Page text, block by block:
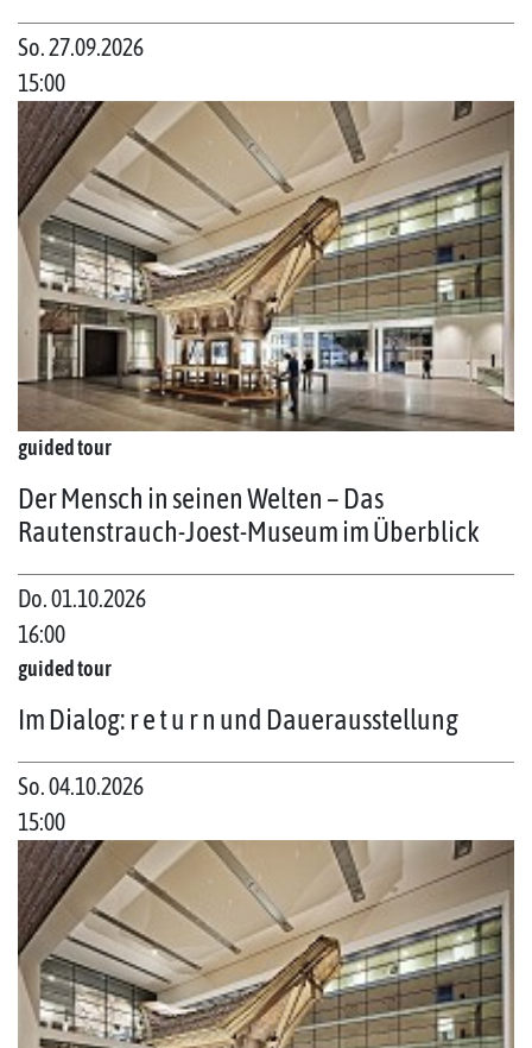
So. 27.09.2026
15:00
guided tour
Der Mensch in seinen Welten – Das
Rautenstrauch-Joest-Museum im Überblick
Do. 01.10.2026
16:00
guided tour
Im Dialog: r e t u r n und Dauerausstellung
So. 04.10.2026
15:00